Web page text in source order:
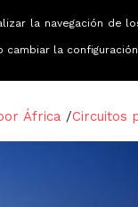
África /Circuitos
la navegación de
cambiar la configuración